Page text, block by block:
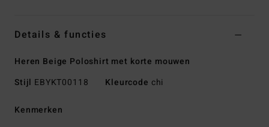
Details & functies
Heren Beige Poloshirt met korte mouwen
Stijl EBYKT00118 Kleurcode chi
Kenmerken